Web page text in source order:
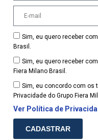
Sim, eu quero receber
Brasil.
Sim, eu quero receber
Fiera Milano Brasil.
Sim, eu concordo com os
Privacidade do Grupo Fiera
Ver Política de
CADASTRAR